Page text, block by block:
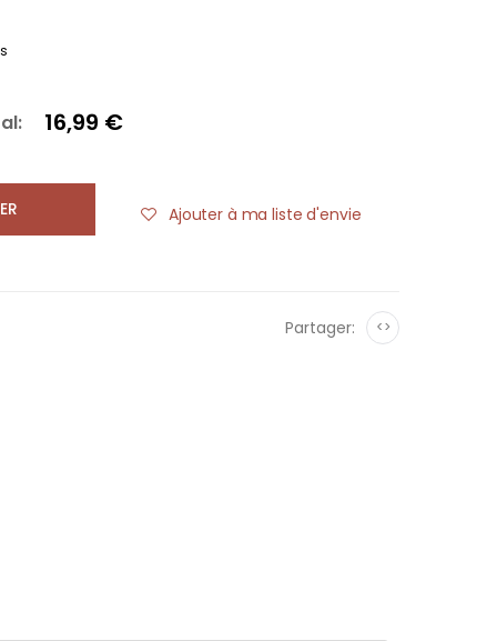
16,99 €
Ajouter à ma liste d'envie
Partager: <>